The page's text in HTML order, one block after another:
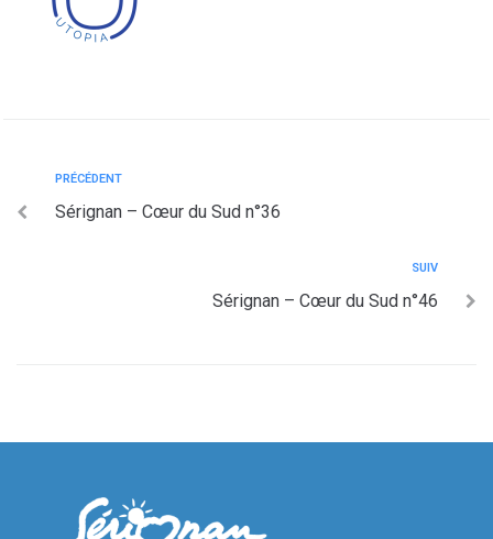
PRÉCÉDENT
Sérignan – Cœur du Sud n°36
SUIV
Sérignan – Cœur du Sud n°46